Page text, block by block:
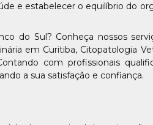
e estabelecer o equilíbrio do
do Sul? Conheça nossos
em Curitiba, Citopatologia
com profissionais
a sua satisfação e confiança.